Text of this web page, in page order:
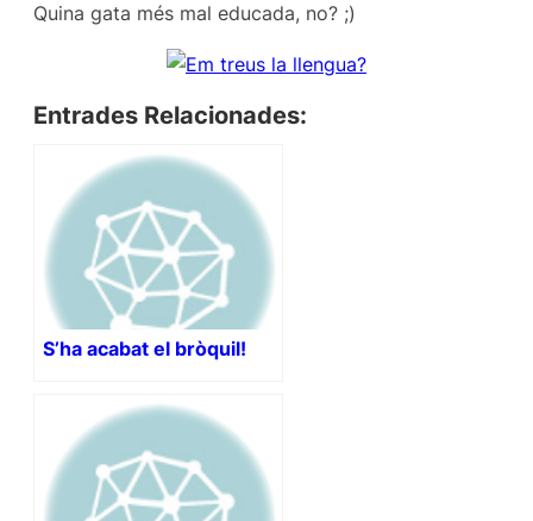
Quina gata més mal educada, no? ;)
Entrades Relacionades:
S’ha acabat el bròquil!